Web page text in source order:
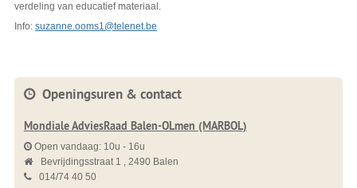
verdeling van educatief materiaal.
Info: suzanne.ooms1@telenet.be
Openingsuren & contact
Mondiale AdviesRaad Balen-OLmen (MARBOL)
Open vandaag: 10u - 16u
Bevrijdingsstraat 1
2490 Balen
014/74 40 50